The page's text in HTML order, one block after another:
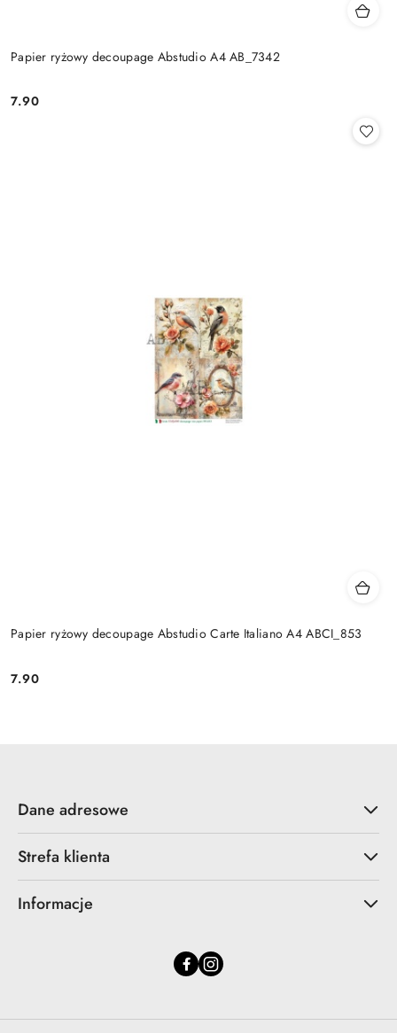
Papier ryżowy decoupage Abstudio A4 AB_7342
Cena:
7.90
Papier ryżowy decoupage Abstudio Carte Italiano A4 ABCI_853
Cena:
7.90
Dane adresowe
Strefa klienta
Informacje